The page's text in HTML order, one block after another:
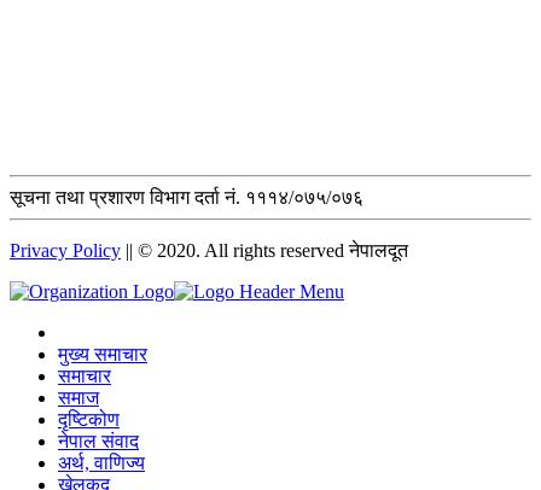
सूचना तथा प्रशारण विभाग दर्ता नं. १११४/०७५/०७६
Privacy Policy || © 2020. All rights reserved नेपालदूत
मुख्य समाचार
समाचार
समाज
दृष्टिकोण
नेपाल संवाद
अर्थ, वाणिज्य
खेलकुद